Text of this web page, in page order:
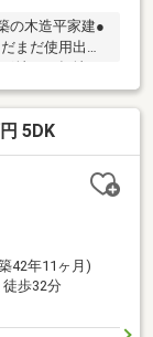
の木造平家建●
まだ使用出来
地・平坦地：
5DK
42年11ヶ月)
歩32分